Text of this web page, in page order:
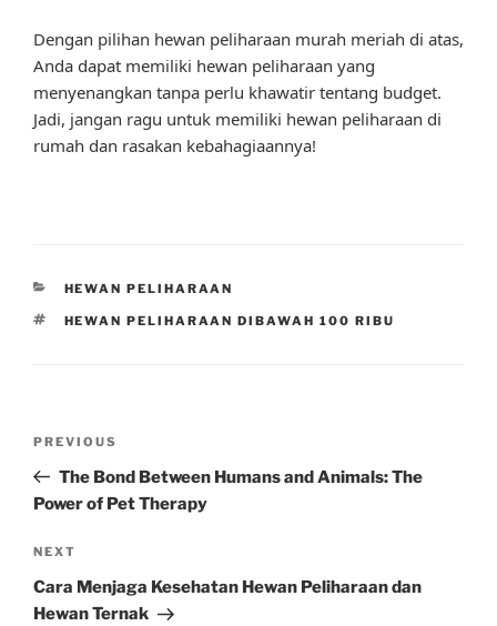
Dengan pilihan hewan peliharaan murah meriah di atas,
Anda dapat memiliki hewan peliharaan yang
menyenangkan tanpa perlu khawatir tentang budget.
Jadi, jangan ragu untuk memiliki hewan peliharaan di
rumah dan rasakan kebahagiaannya!
CATEGORIES
HEWAN PELIHARAAN
TAGS
HEWAN PELIHARAAN DIBAWAH 100 RIBU
Previous
Post
PREVIOUS
The Bond Between Humans and Animals: The
Power of Pet Therapy
Next
Post
NEXT
Cara Menjaga Kesehatan Hewan Peliharaan dan
Hewan Ternak